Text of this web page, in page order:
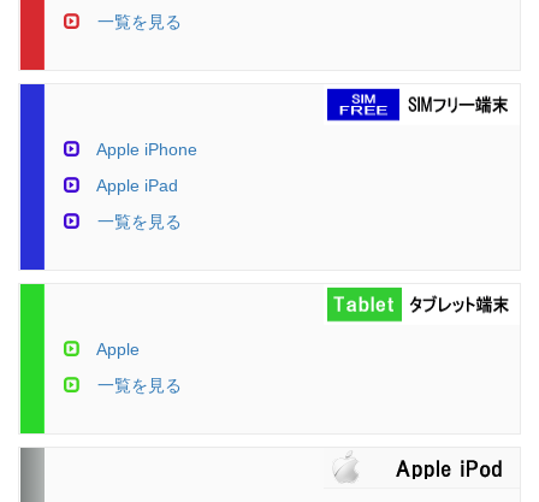
一覧を見る
Apple iPhone
Apple iPad
一覧を見る
Apple
一覧を見る